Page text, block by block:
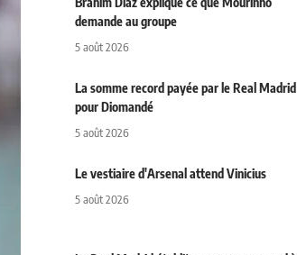
demande au groupe
5 août 2026
La somme record payée par le Real Madrid
pour Diomandé
5 août 2026
Le vestiaire d'Arsenal attend Vinicius
5 août 2026